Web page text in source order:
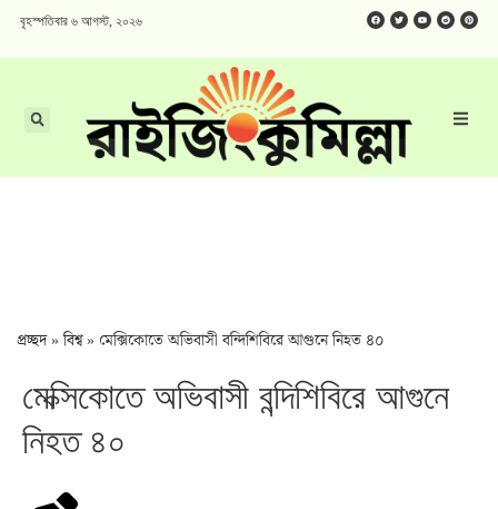
বৃহস্পতিবার ৬ আগস্ট, ২০২৬
প্রচ্ছদ»বিশ্ব» মেক্সিকোতে অভিবাসী বন্দিশিবিরে আগুনে নিহত ৪০
মেক্সিকোতে অভিবাসী বন্দিশিবিরে আগুনে
নিহত ৪০